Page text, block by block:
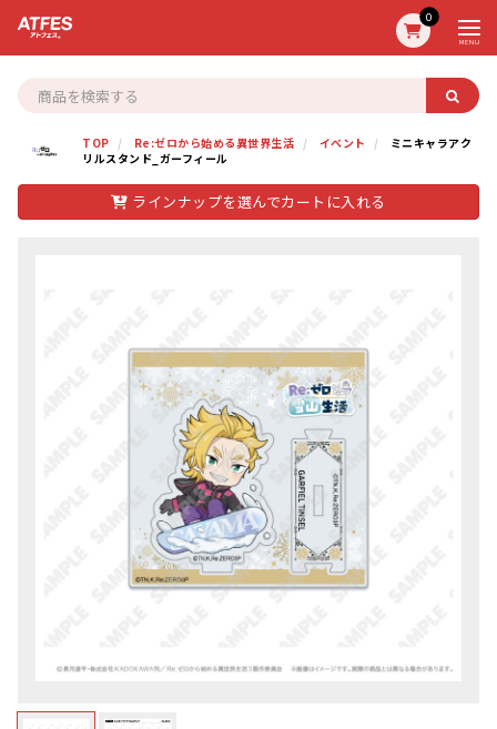
0
MENU
TOP Re:ゼロから始める異世界生活 イベント
ミニキャラアク
リルスタンド_ガーフィール
ラインナップを選んでカートに入れる